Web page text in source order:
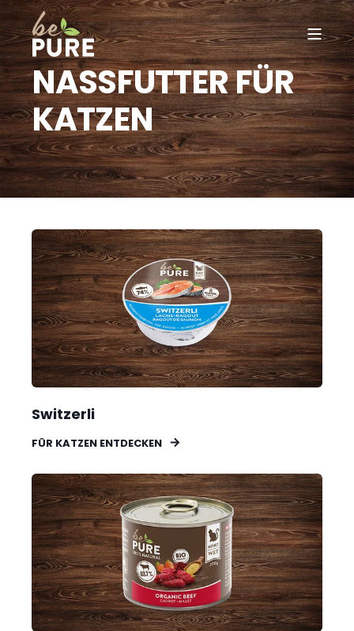
NASSFUTTER FÜR
KATZEN
Switzerli
FÜR KATZEN ENTDECKEN